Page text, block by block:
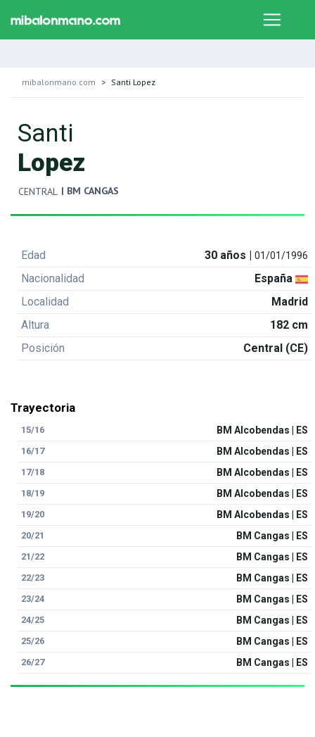
mibalonmano.com Santi Lopez
Santi
Lopez
CENTRAL | BM CANGAS
Edad 30 años |01/01/1996
Nacionalidad
España
Localidad
Madrid
Altura
182 cm
Posición
Central (CE)
Trayectoria
15/16 BM Alcobendas | ES
16/17 BM Alcobendas | ES
17/18 BM Alcobendas | ES
18/19 BM Alcobendas | ES
19/20 BM Alcobendas | ES
20/21 BM Cangas | ES
21/22 BM Cangas | ES
22/23 BM Cangas | ES
23/24 BM Cangas | ES
24/25 BM Cangas | ES
25/26 BM Cangas | ES
26/27 BM Cangas | ES